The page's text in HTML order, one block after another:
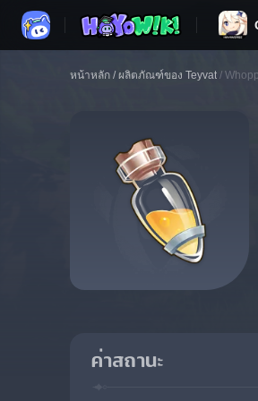
หน้าหลัก / ผลิตภัณฑ์ของ Teyvat /
ค่าสถานะ